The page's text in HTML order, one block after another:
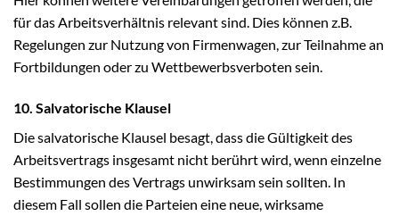
für das Arbeitsverhältnis relevant sind. Dies können z.B.
Regelungen zur Nutzung von Firmenwagen, zur Teilnahme an
Fortbildungen oder zu Wettbewerbsverboten sein.
10. Salvatorische Klausel
Die salvatorische Klausel besagt, dass die Gültigkeit des
Arbeitsvertrags insgesamt nicht berührt wird, wenn einzelne
Bestimmungen des Vertrags unwirksam sein sollten. In
diesem Fall sollen die Parteien eine neue, wirksame